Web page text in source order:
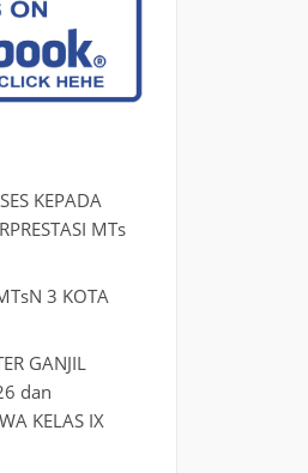
KEPADA
MTs
3 KOTA
GANJIL
dan
KELAS IX